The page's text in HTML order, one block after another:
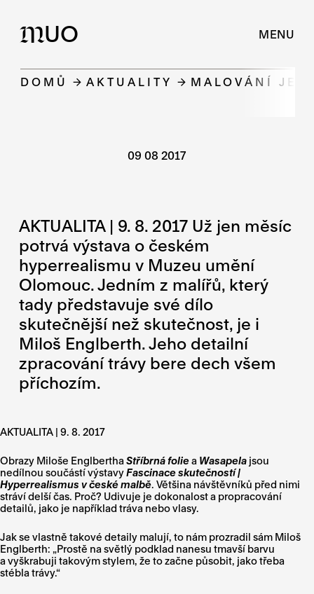
MUO MENU
DOMŮ AKTUALITY MALOVÁNÍ JE
09 08 2017
AKTUALITA | 9. 8. 2017 Už jen měsíc
potrvá výstava o českém
hyperrealismu v Muzeu umění
Olomouc. Jedním z malířů, který
tady představuje své dílo
skutečnější než skutečnost, je i
Miloš Englberth. Jeho detailní
zpracování trávy bere dech všem
příchozím.
AKTUALITA | 9. 8. 2017
Obrazy Miloše Englbertha Stříbrná foliea Wasapela jsou
nedílnou součástí výstavyFascinace skutečností |
Hyperrealismus v české malbě. Většina návštěvníků před nimi
stráví delší čas. Proč? Udivuje je dokonalost a propracování
detailů, jako je například tráva nebo vlasy.
Jak se vlastně takové detaily malují, to nám prozradil sám Miloš
Englberth: „Prostě na světlý podklad nanesu tmavší barvu
a vyškrabuji takovým stylem, že to začne působit, jako třeba
stébla trávy.“